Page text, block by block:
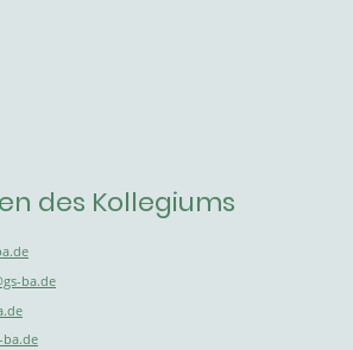
des Kollegiums
ba.de
ba.de